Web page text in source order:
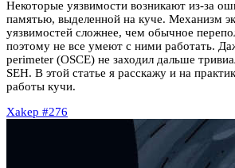
Некоторые уязвимости возникают из-за
памятью, выделенной на куче. Механизм
уязвимостей сложнее, чем обычное
поэтому не все умеют с ними работать.
perimeter (OSCE) не заходил дальше
SEH. В этой статье я расскажу и на
работы кучи.
Xakep #276